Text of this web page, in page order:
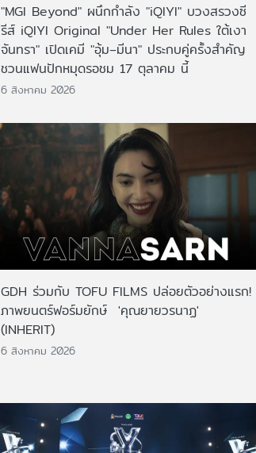
"MGI Beyond" ผนึกกำลัง "iQIYI" บวงสรวงซี
รีส์ iQIYI Original "Under Her Rules ใต้เงา
จันทรา" เปิดเคมี "อุ้ม–มีนา" ประกบคู่ครั้งสำคัญ
ชวนแฟนปักหมุดรอชม 17 ตุลาคม นี้
6 สิงหาคม 2026
GDH ร่วมกับ TOFU FILMS ปล่อยตัวอย่างแรก!
ภาพยนตร์ฟอร์มยักษ์ 'คุณยายวรนาฏ'
(INHERIT)
6 สิงหาคม 2026